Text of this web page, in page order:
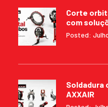
Corte
com
Posted:
Soldadura
AXXAIR